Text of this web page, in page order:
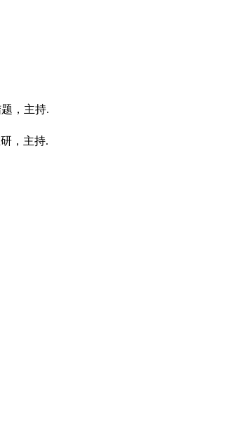
题，主持.
，主持.